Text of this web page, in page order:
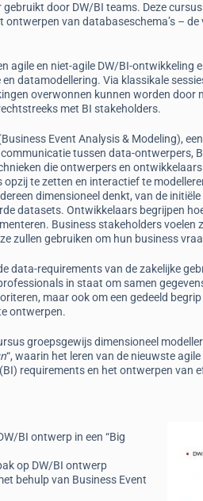
door DW/BI teams. Deze
ontwerpen van databaseschema’s –
agile en niet-agile DW/BI-ontwikkeling
datamodellering. Via klassikale
overwonnen kunnen worden door
met BI stakeholders.
Event Analysis & Modeling),
tussen data-ontwerpers,
die ontwerpers en
te zetten en interactief te
dimensioneel denkt, van de
datasets. Ontwikkelaars begrijpen
Business stakeholders voelen
zullen gebruiken om hun business
data-requirements van de zakelijke
in staat om samen
maar ook om een gedeeld
ontwerpen.
groepsgewijs dimensioneel
“, waarin het leren van de nieuwste
requirements en het ontwerpen van
BI ontwerp in een “Big
op DW/BI ontwerp
behulp van Business Event